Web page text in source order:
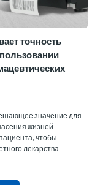
точность
значение для
жизней.
чтобы
лекарства